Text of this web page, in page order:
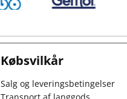
Købsvilkår
Salg og leveringsbetingelser